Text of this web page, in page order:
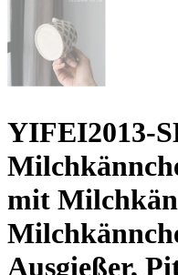
YIFEI2013-
mit
Ausgießer,